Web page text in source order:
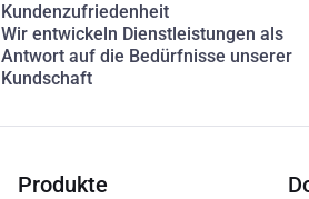
Kundenzufriedenheit
Wir entwickeln Dienstleistungen als
Antwort auf die Bedürfnisse unserer
Kundschaft
Produkte